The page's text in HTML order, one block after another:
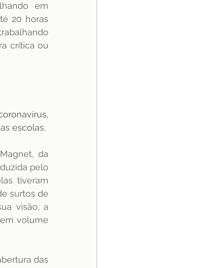
em
20 horas
crítica ou
escolas.
da
pelo
tiveram
surtos de
visão, a
volume
das